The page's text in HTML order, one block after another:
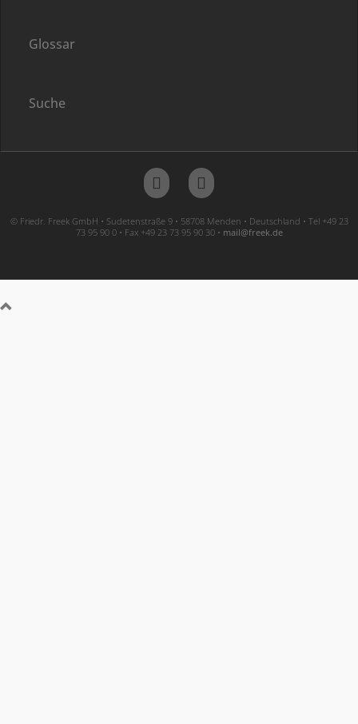
Glossar
Suche
© Friedr. Freek GmbH • Sudetenstraße 9 • 58708 Menden • Deutschland • Tel +49 23
73 95 90 0 • Fax +49 23 73 95 90 30 • ed.keerf@liam